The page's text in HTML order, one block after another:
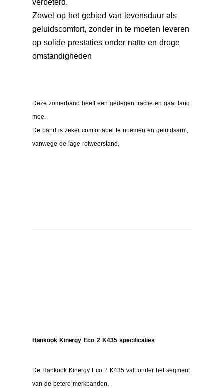
verbeterd.
Zowel op het gebied van levensduur als
geluidscomfort, zonder in te moeten leveren
op solide prestaties onder natte en droge
omstandigheden
Deze zomerband heeft een gedegen tractie en gaat lang
mee.
De band is zeker comfortabel te noemen en geluidsarm,
vanwege de lage rolweerstand.
Hankook Kinergy Eco 2 K435 specificaties
De Hankook Kinergy Eco 2 K435 valt onder het segment
van de betere merkbanden.